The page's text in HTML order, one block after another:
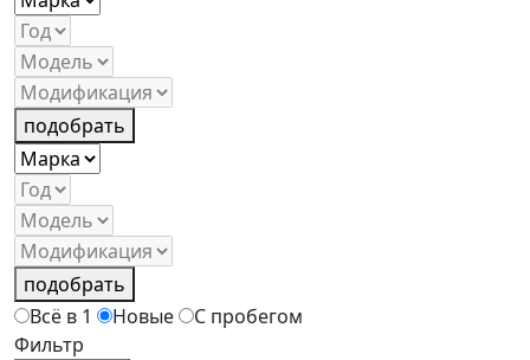
подобрать
подобрать
Всё в 1
Новые
С пробегом
Фильтр